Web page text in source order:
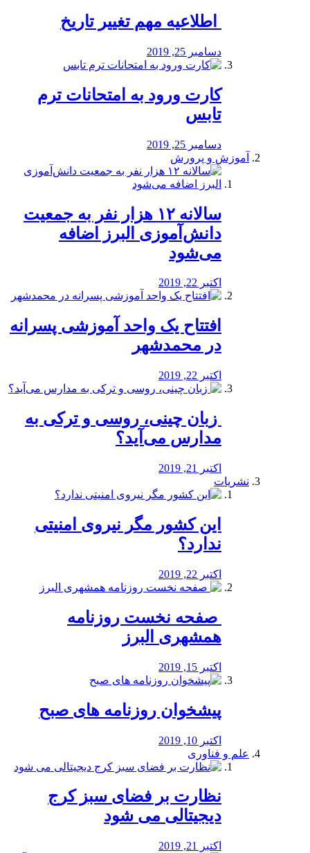
️ اطلاعیه مهم تغییر تاریخ
دسامبر 25, 2019
کارت ورود به امتحانات ترم
تابس
دسامبر 25, 2019
آموزش و پرورش
️سالانه ۱۲ هزار نفر به جمعیت
دانش‌آموزی البرز اضافه
می‌شود
اکتبر 22, 2019
افتتاح یک واحد آموزشی پسرانه
در محمدشهر
اکتبر 22, 2019
️ زبان چینی، روسی و ترکی به
مدارس می‌آید؟
اکتبر 21, 2019
نشریات
این کشور مگر نیروی امنیتی
ندارد؟
اکتبر 22, 2019
️ صفحه نخست روزنامه‌
همشهری البرز
اکتبر 15, 2019
پیشخوان روزنامه های صبح
اکتبر 10, 2019
علم و فناوری
نظارت بر فضای سبز کرج
دیجیتالی می شود
اکتبر 21, 2019